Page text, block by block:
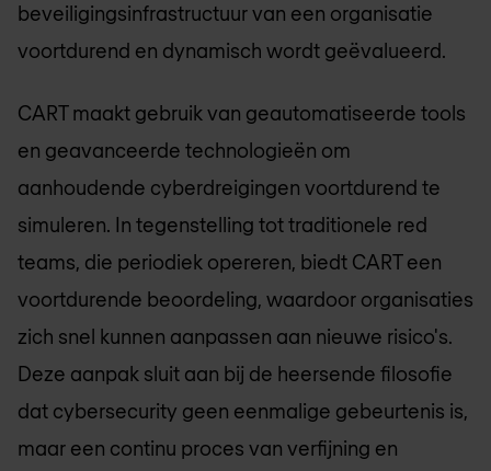
beveiligingsinfrastructuur van een organisatie
voortdurend en dynamisch wordt geëvalueerd.
CART maakt gebruik van geautomatiseerde tools
en geavanceerde technologieën om
aanhoudende cyberdreigingen voortdurend te
simuleren. In tegenstelling tot traditionele red
teams, die periodiek opereren, biedt CART een
voortdurende beoordeling, waardoor organisaties
zich snel kunnen aanpassen aan nieuwe risico's.
Deze aanpak sluit aan bij de heersende filosofie
dat cybersecurity geen eenmalige gebeurtenis is,
maar een continu proces van verfijning en